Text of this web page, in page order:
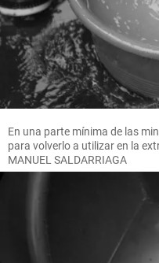
En una parte mínima de las
para volverlo a utilizar en la
MANUEL SALDARRIAGA